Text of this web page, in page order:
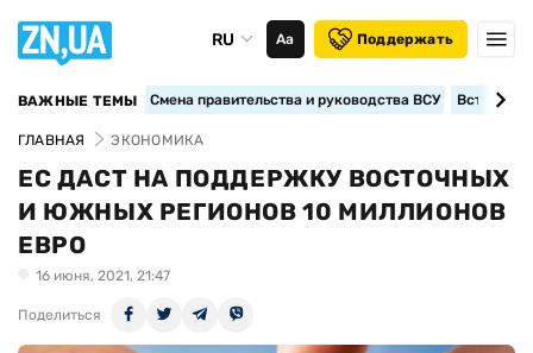
RU Аа Поддержать
ВАЖНЫЕ ТЕМЫ Смена правительства и руководства ВСУ
ГЛАВНАЯ ЭКОНОМИКА
ЕС ДАСТ НА ПОДДЕРЖКУ ВОСТОЧНЫХ
И ЮЖНЫХ РЕГИОНОВ 10 МИЛЛИОНОВ
ЕВРО
16 июня, 2021, 21:47
Поделиться